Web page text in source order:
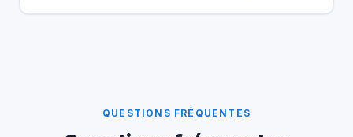
QUESTIONS FRÉQUENTES